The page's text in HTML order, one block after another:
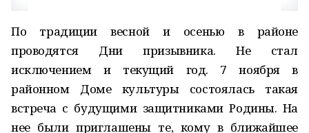
По традиции весной и осенью в районе
проводятся Дни призывника. Не стал
исключением и текущий год. 7 ноября в
районном Доме культуры состоялась такая
встреча с будущими защитниками Родины. На
нее были приглашены те, кому в ближайшее